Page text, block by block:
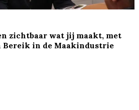
zichtbaar wat jij maakt, met
in de Maakindustrie